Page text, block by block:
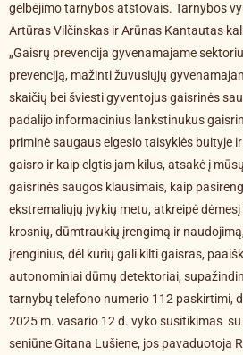
gelbėjimo tarnybos atstovais. Tarnybos
Artūras Vilčinskas ir Arūnas Kantautas
„Gaisrų prevencija gyvenamajame
prevenciją, mažinti žuvusiųjų
skaičių bei šviesti gyventojus gaisrinės
padalijo informacinius lankstinukus
priminė saugaus elgesio taisyklės buityje
gaisro ir kaip elgtis jam kilus, atsakė į
gaisrinės saugos klausimais, kaip
ekstremaliųjų įvykių metu, atkreipė
krosnių, dūmtraukių įrengimą ir
įrenginius, dėl kurių gali kilti gaisras,
autonominiai dūmų detektoriai,
tarnybų telefono numerio 112 paskirtimi,
2025 m. vasario 12 d. vyko susitikimas
seniūne Gitana Lušiene, jos pavaduotoja